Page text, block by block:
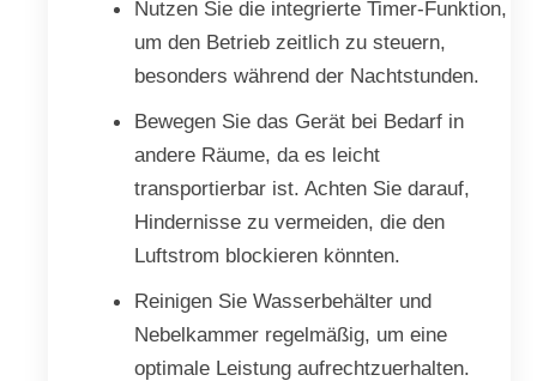
Nutzen Sie die integrierte Timer-Funktion,
um den Betrieb zeitlich zu steuern,
besonders während der Nachtstunden.
Bewegen Sie das Gerät bei Bedarf in
andere Räume, da es leicht
transportierbar ist. Achten Sie darauf,
Hindernisse zu vermeiden, die den
Luftstrom blockieren könnten.
Reinigen Sie Wasserbehälter und
Nebelkammer regelmäßig, um eine
optimale Leistung aufrechtzuerhalten.